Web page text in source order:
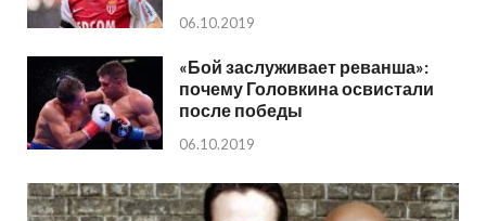
06.10.2019
«Бой заслуживает реванша»:
почему Головкина освистали
после победы
06.10.2019